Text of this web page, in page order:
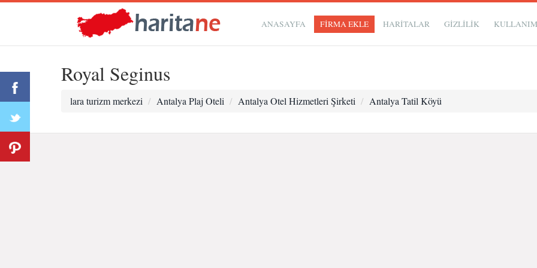
ANASAYFA FİRMA EKLE HARİTALAR GIZLILIK
Royal Seginus
lara turizm merkezi Antalya Plaj Oteli Antalya Otel Hizmetleri Şirketi Antalya Tatil Köyü